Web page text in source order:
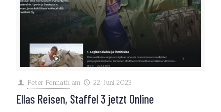
Peter Ponnath am 22. Juni 2023
Ellas Reisen, Staffel 3 jetzt Online